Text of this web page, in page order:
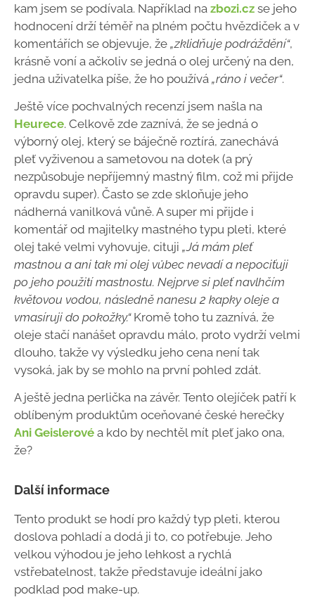
kam jsem se podívala. Například na zbozi.cz se jeho
hodnocení drží téměř na plném počtu hvězdiček a v
komentářích se objevuje, že „zklidňuje podráždění“,
krásně voní a ačkoliv se jedná o olej určený na den,
jedna uživatelka píše, že ho používá „ráno i večer“.
Ještě více pochvalných recenzí jsem našla na
Heurece. Celkově zde zaznívá, že se jedná o
výborný olej, který se báječně roztírá, zanechává
pleť vyživenou a sametovou na dotek (a prý
nezpůsobuje nepříjemný mastný film, což mi přijde
opravdu super). Často se zde skloňuje jeho
nádherná vanilková vůně. A super mi přijde i
komentář od majitelky mastného typu pleti, které
olej také velmi vyhovuje, cituji „Já mám pleť
mastnou a ani tak mi olej vůbec nevadí a nepociťuji
po jeho použití mastnostu. Nejprve si pleť navlhčím
květovou vodou, následně nanesu 2 kapky oleje a
vmasíruji do pokožky.“ Kromě toho tu zaznívá, že
oleje stačí nanášet opravdu málo, proto vydrží velmi
dlouho, takže vy výsledku jeho cena není tak
vysoká, jak by se mohlo na první pohled zdát.
A ještě jedna perlička na závěr. Tento olejíček patří k
oblíbeným produktům oceňované české herečky
Ani Geislerové a kdo by nechtěl mít pleť jako ona,
že?
Další informace
Tento produkt se hodí pro každý typ pleti, kterou
doslova pohladí a dodá ji to, co potřebuje. Jeho
velkou výhodou je jeho lehkost a rychlá
vstřebatelnost, takže představuje ideální jako
podklad pod make-up.